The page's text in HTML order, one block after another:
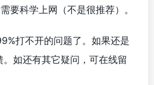
要科学上网（不是很推荐）。
打不开的问题了。如果还是
。如还有其它疑问，可在线留